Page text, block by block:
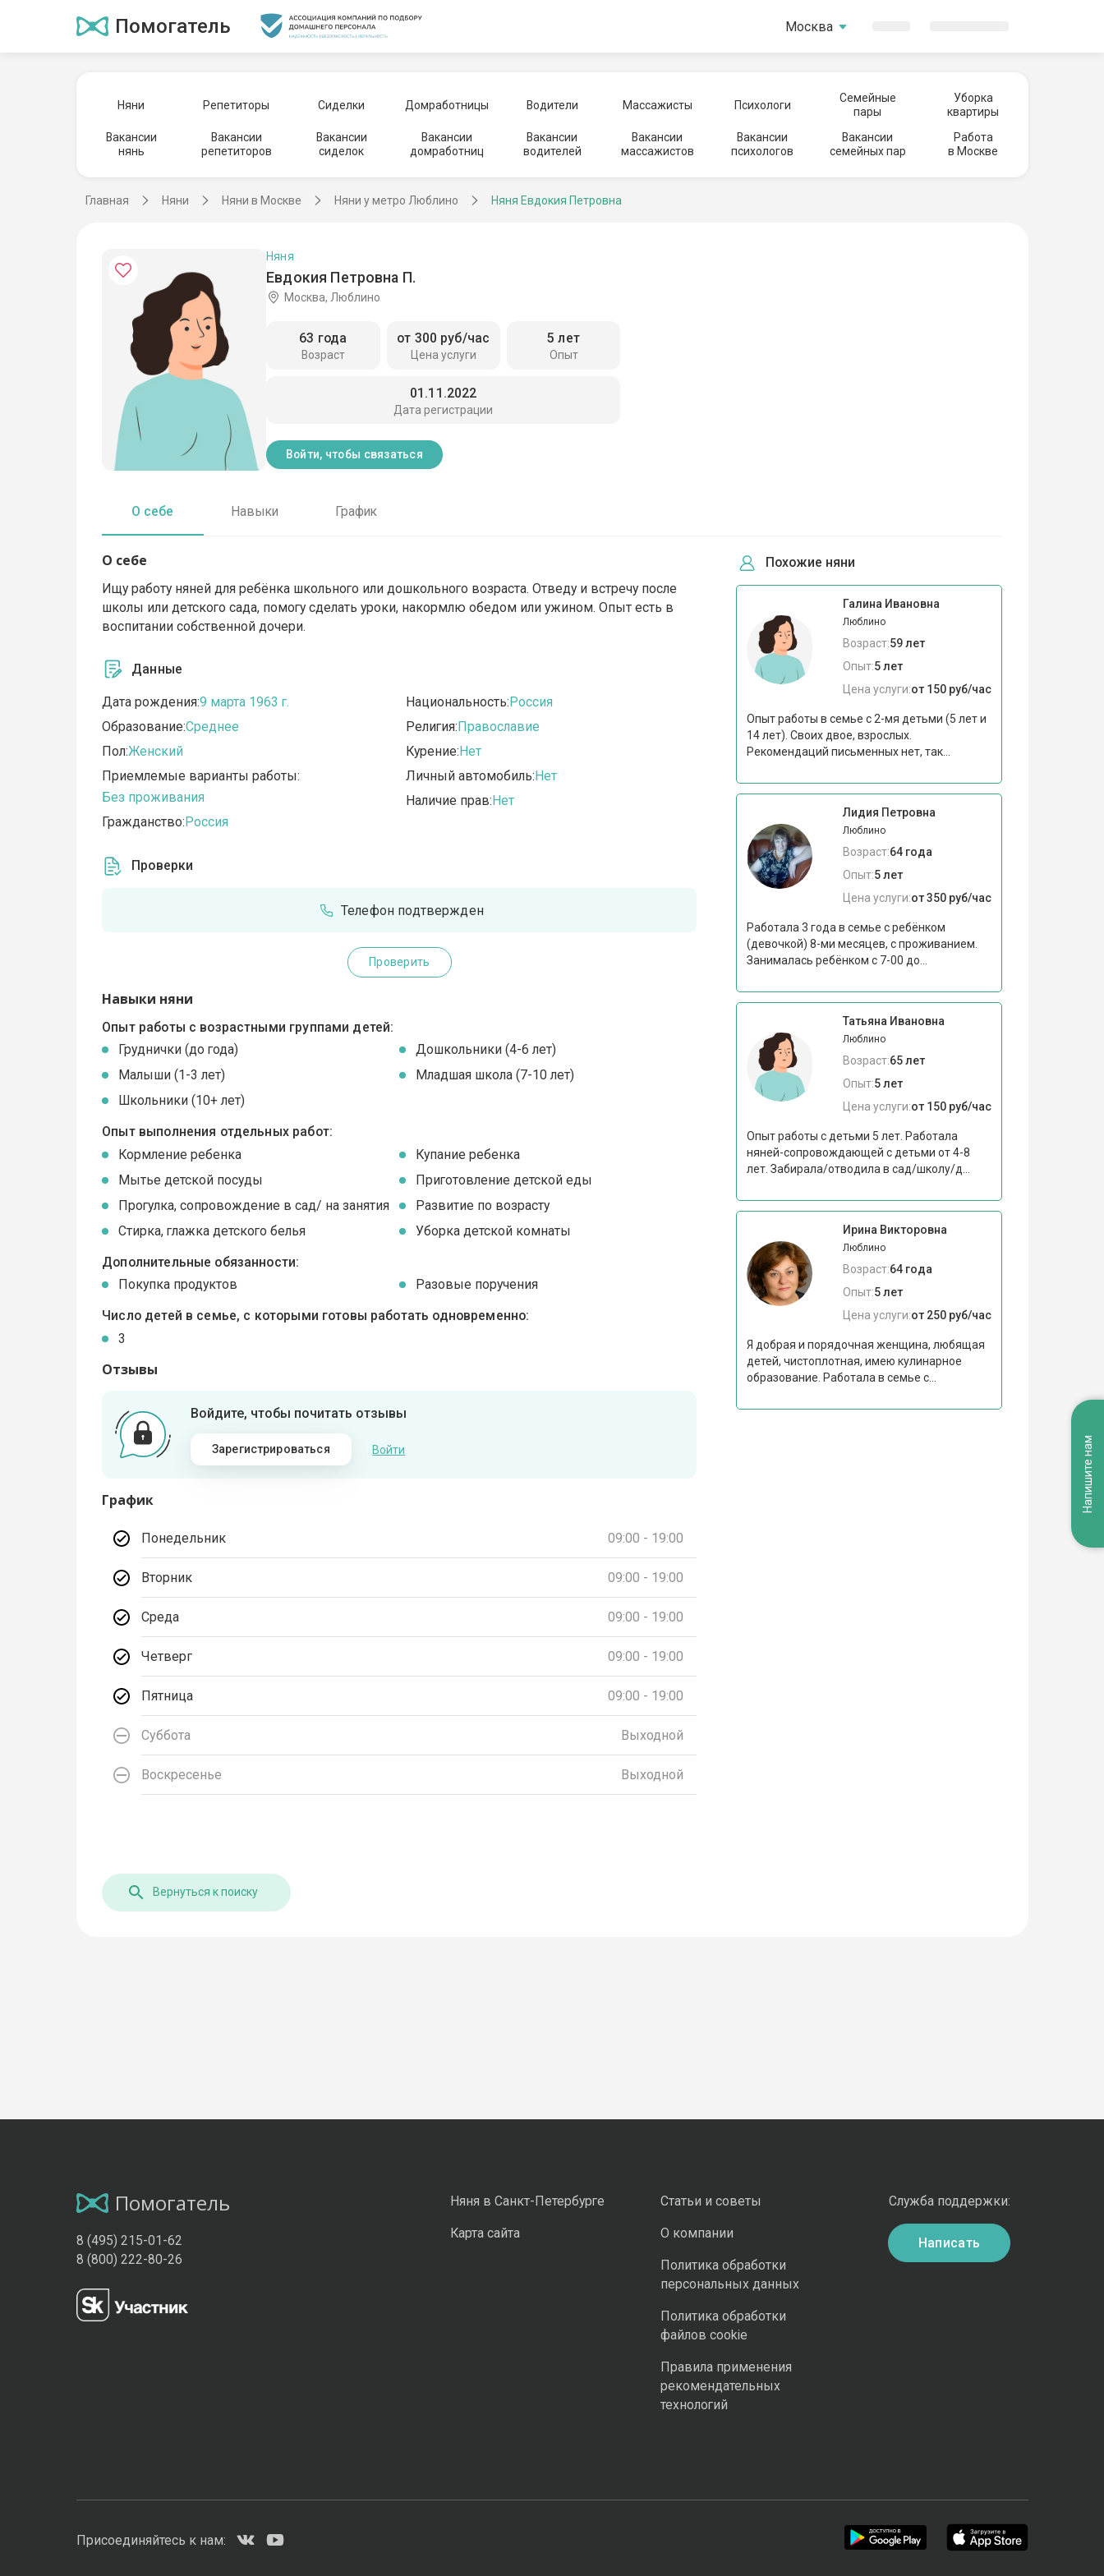
Помогатель Москва
Няни Репетиторы Сиделки Домработницы Водители Массажисты Психологи
Семейные
пары
Уборка
квартиры
Вакансии
нянь
Вакансии
репетиторов
Вакансии
сиделок
Вакансии
домработниц
Вакансии
водителей
Вакансии
массажистов
Вакансии
психологов
Вакансии
семейных пар
Работа
в Москве
Главная Няни Няни в Москве Няни у метро Люблино Няня Евдокия Петровна
Евдокия Петровна П.
Няня
Москва, Люблино
Возраст
63 года
Цена услуги
от 300 руб/час
Опыт
5 лет
Дата регистрации
01.11.2022
Войти, чтобы связаться
О себе Навыки График
О себе
Ищу работу няней для ребёнка школьного или дошкольного возраста. Отведу и встречу после
школы или детского сада, помогу сделать уроки, накормлю обедом или ужином. Опыт есть в
воспитании собственной дочери.
Данные
Дата рождения:9 марта 1963 г.
Образование:Среднее
Пол:Женский
Приемлемые варианты работы:
Без проживания
Гражданство:Россия
Национальность:Россия
Религия:Православие
Курение:Нет
Личный автомобиль:Нет
Наличие прав:Нет
Проверки
Телефон подтвержден
Проверить
Навыки няни
Опыт работы с возрастными группами детей:
Груднички (до года)
Дошкольники (4-6 лет)
Малыши (1-3 лет)
Младшая школа (7-10 лет)
Школьники (10+ лет)
Опыт выполнения отдельных работ:
Кормление ребенка
Купание ребенка
Мытье детской посуды
Приготовление детской еды
Прогулка, сопровождение в сад/ на занятия
Развитие по возрасту
Стирка, глажка детского белья
Уборка детской комнаты
Дополнительные обязанности:
Покупка продуктов
Разовые поручения
Число детей в семье, с которыми готовы работать одновременно:
3
Отзывы
Войдите, чтобы почитать отзывы
Зарегистрироваться Войти
График
Понедельник 09:00 - 19:00
Вторник 09:00 - 19:00
Среда 09:00 - 19:00
Четверг 09:00 - 19:00
Пятница 09:00 - 19:00
Суббота Выходной
Воскресенье Выходной
Похожие няни
Галина Ивановна
Люблино
Возраст:59 лет
Опыт:5 лет
Цена услуги:от 150 руб/час
Опыт работы в семье с 2-мя детьми (5 лет и
14 лет). Своих двое, взрослых.
Рекомендаций письменных нет, так...
Лидия Петровна
Люблино
Возраст:64 года
Опыт:5 лет
Цена услуги:от 350 руб/час
Работала 3 года в семье с ребёнком
(девочкой) 8-ми месяцев, с проживанием.
Занималась ребёнком с 7-00 до...
Татьяна Ивановна
Люблино
Возраст:65 лет
Опыт:5 лет
Цена услуги:от 150 руб/час
Опыт работы с детьми 5 лет. Работала
няней-сопровождающей с детьми от 4-8
лет. Забирала/отводила в сад/школу/д...
Ирина Викторовна
Люблино
Возраст:64 года
Опыт:5 лет
Цена услуги:от 250 руб/час
Я добрая и порядочная женщина, любящая
детей, чистоплотная, имею кулинарное
образование. Работала в семье с...
Вернуться к поиску
Помогатель
8 (495) 215-01-62
8 (800) 222-80-26
Няня в Санкт-Петербурге
Карта сайта
Статьи и советы
О компании
Политика обработки
персональных данных
Политика обработки
файлов cookie
Правила применения
рекомендательных
технологий
Служба поддержки:
Написать
Присоединяйтесь к нам:
Напишите нам